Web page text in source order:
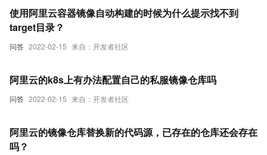
问答 2022-02-15 来自：开发者社区
使用阿里云容器镜像自动构建的时候为什么提示找不到
target目录？
问答 2022-02-15 来自：开发者社区
阿里云的k8s上有办法配置自己的私服镜像仓库吗
阿里云的镜像仓库替换新的代码源，已存在的仓库还会存在
吗？